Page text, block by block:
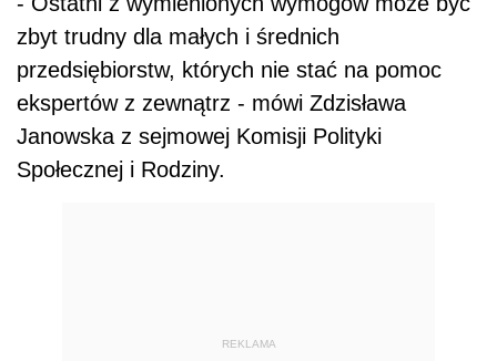
zbyt trudny dla małych i średnich
przedsiębiorstw, których nie stać na pomoc
ekspertów z zewnątrz - mówi Zdzisława
Janowska z sejmowej Komisji Polityki
Społecznej i Rodziny.
REKLAMA